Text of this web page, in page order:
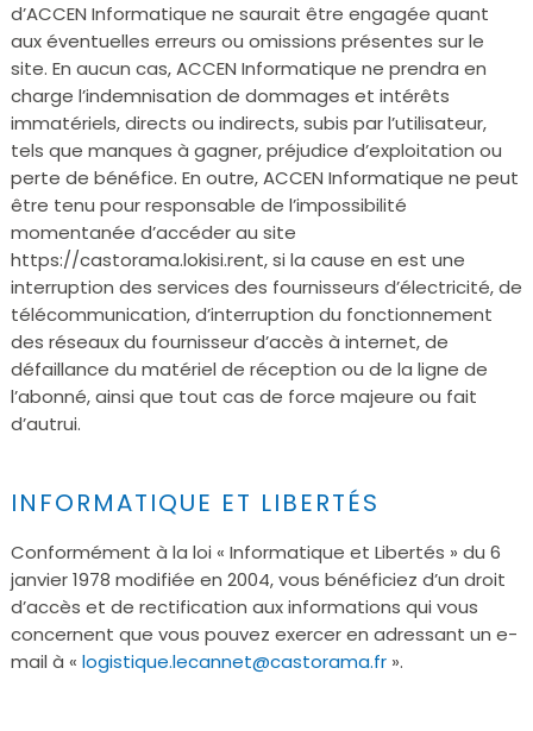
d’ACCEN Informatique ne saurait être engagée quant
aux éventuelles erreurs ou omissions présentes sur le
site. En aucun cas, ACCEN Informatique ne prendra en
charge l’indemnisation de dommages et intérêts
immatériels, directs ou indirects, subis par l’utilisateur,
tels que manques à gagner, préjudice d’exploitation ou
perte de bénéfice. En outre, ACCEN Informatique ne peut
être tenu pour responsable de l’impossibilité
momentanée d’accéder au site
https://castorama.lokisi.rent, si la cause en est une
interruption des services des fournisseurs d’électricité, de
télécommunication, d’interruption du fonctionnement
des réseaux du fournisseur d’accès à internet, de
défaillance du matériel de réception ou de la ligne de
l’abonné, ainsi que tout cas de force majeure ou fait
d’autrui.
INFORMATIQUE ET LIBERTÉS
Conformément à la loi « Informatique et Libertés » du 6
janvier 1978 modifiée en 2004, vous bénéficiez d’un droit
d’accès et de rectification aux informations qui vous
concernent que vous pouvez exercer en adressant un e-
mail à « logistique.lecannet@castorama.fr».